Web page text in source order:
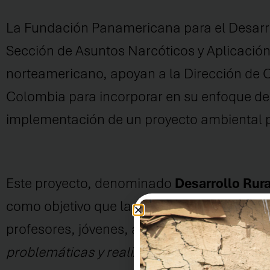
La Fundación Panamericana para el
Sección de Asuntos Narcóticos y
norteamericano, apoyan a la Dirección de
Colombia para incorporar en su enfoque
implementación de un proyecto ambiental
Este proyecto, denominado Desarrollo
como objetivo que las comunidades,
profesores, jóvenes, adolescentes, niños
problemáticas y realizar accionespara